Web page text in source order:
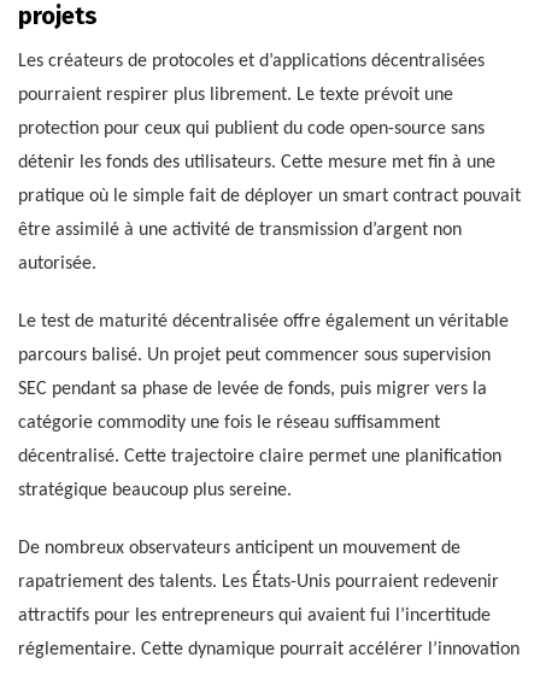
projets
Les créateurs de protocoles et d’applications décentralisées
pourraient respirer plus librement. Le texte prévoit une
protection pour ceux qui publient du code open-source sans
détenir les fonds des utilisateurs. Cette mesure met fin à une
pratique où le simple fait de déployer un smart contract pouvait
être assimilé à une activité de transmission d’argent non
autorisée.
Le test de maturité décentralisée offre également un véritable
parcours balisé. Un projet peut commencer sous supervision
SEC pendant sa phase de levée de fonds, puis migrer vers la
catégorie commodity une fois le réseau suffisamment
décentralisé. Cette trajectoire claire permet une planification
stratégique beaucoup plus sereine.
De nombreux observateurs anticipent un mouvement de
rapatriement des talents. Les États-Unis pourraient redevenir
attractifs pour les entrepreneurs qui avaient fui l’incertitude
réglementaire. Cette dynamique pourrait accélérer l’innovation